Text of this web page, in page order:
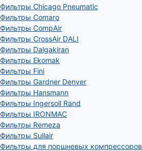
Фильтры Chicago Pneumatic
Фильтры Comaro
Фильтры CompAir
Фильтры CrossAir DALI
Фильтры Dalgakiran
Фильтры Ekomak
Фильтры Fini
Фильтры Gardner Denver
Фильтры Hansmann
Фильтры Ingersoll Rand
Фильтры IRONMAC
Фильтры Remeza
Фильтры Sullair
Фильтры для поршневых компрессоров